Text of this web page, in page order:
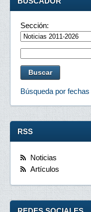
Sección:
Búsqueda por fechas
RSS
Noticias
Artículos